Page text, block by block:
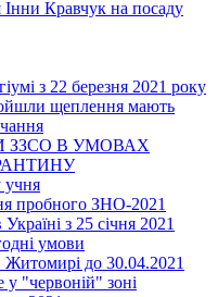
Кравчук на посаду
з 22 березня 2021 року
щеплення мають
ЗЗСО В УМОВАХ
учня
пробного ЗНО-2021
з 25 січня 2021
умови
до 30.04.2021
"червоній" зоні